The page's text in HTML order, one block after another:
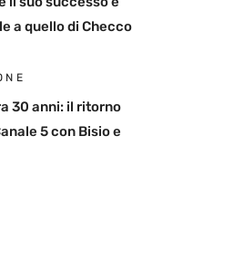
a quello di Checco
30 anni: il ritorno
5 con Bisio e